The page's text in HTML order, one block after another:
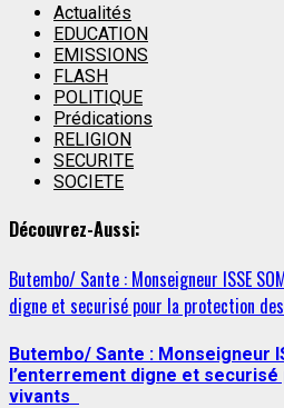
Actualités
EDUCATION
EMISSIONS
FLASH
POLITIQUE
Prédications
RELIGION
SECURITE
SOCIETE
Découvrez-Aussi:
Butembo/ Sante : Monseigneur ISSE
digne et securisé pour la protection
Butembo/ Sante : Monseigneur
l’enterrement digne et
vivants